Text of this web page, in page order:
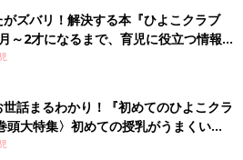
パン屋を営んでいたのですが、ある
している人のもとで飲食店経営の勉
て。それで夫婦一緒に東京から関西へ
が、その引っ越しがきっかけの一つ
合った人たちに子育て中のママやパパ
に見ていたら「子育てって、楽しそう
やましく感じて。そう感じることが
ズバリ！解決する本『ひよこクラブ
2才になるまで、育児に役立つ情報が
話まるわかり！『初めてのひよこクラ
頭大特集〉初めての授乳がうまくい
・ミルクの基本と夏のトラブル 解決テ